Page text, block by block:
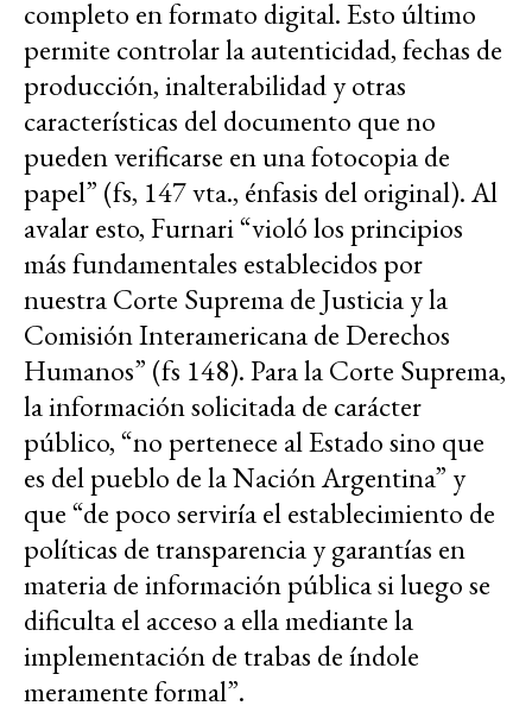
completo en formato digital. Esto último
permite controlar la autenticidad, fechas de
producción, inalterabilidad y otras
características del documento que no
pueden verificarse en una fotocopia de
papel” (fs, 147 vta., énfasis del original). Al
avalar esto, Furnari “violó los principios
más fundamentales establecidos por
nuestra Corte Suprema de Justicia y la
Comisión Interamericana de Derechos
Humanos” (fs 148). Para la Corte Suprema,
la información solicitada de carácter
público, “no pertenece al Estado sino que
es del pueblo de la Nación Argentina” y
que “de poco serviría el establecimiento de
políticas de transparencia y garantías en
materia de información pública si luego se
dificulta el acceso a ella mediante la
implementación de trabas de índole
meramente formal”.